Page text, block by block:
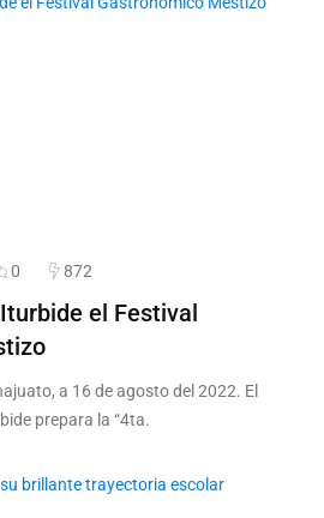
0 872
el Festival
a 16 de agosto del 2022. El
prepara la “4ta.